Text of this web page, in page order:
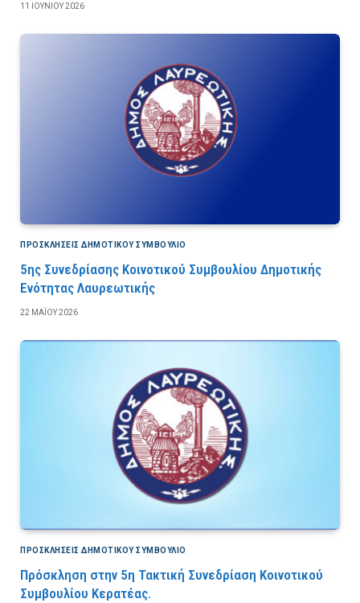
11 ΙΟΥΝΊΟΥ 2026
ΠΡΟΣΚΛΉΣΕΙΣ ΔΗΜΟΤΙΚΟΎ ΣΥΜΒΟΎΛΙΟ
5ης Συνεδρίασης Κοινοτικού Συμβουλίου Δημοτικής
Ενότητας Λαυρεωτικής
22 ΜΑΪ́ΟΥ 2026
ΠΡΟΣΚΛΉΣΕΙΣ ΔΗΜΟΤΙΚΟΎ ΣΥΜΒΟΎΛΙΟ
Πρόσκληση στην 5η Τακτική Συνεδρίαση Κοινοτικού
Συμβουλίου Κερατέας.